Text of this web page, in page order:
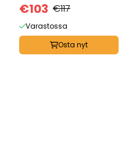
€103 €117
Varastossa
Osta nyt